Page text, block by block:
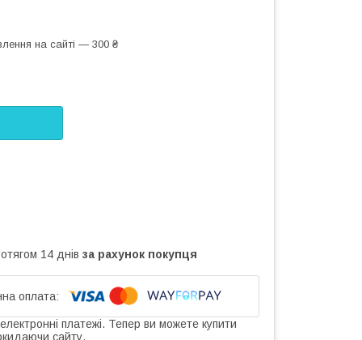
на сайті — 300 ₴
14 днів за рахунок покупця
платежі. Тепер ви можете купити
сайту.